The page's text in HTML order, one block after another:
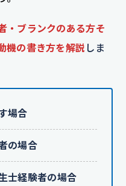
・ブランクのある方そ
機の書き方を解説 しま
場合
の場合
士経験者の場合